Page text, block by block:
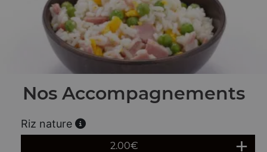
Nos Accompagnements
Riz nature
2.00€